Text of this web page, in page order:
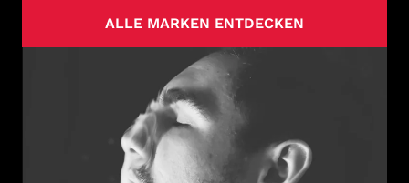
ALLE MARKEN ENTDECKEN